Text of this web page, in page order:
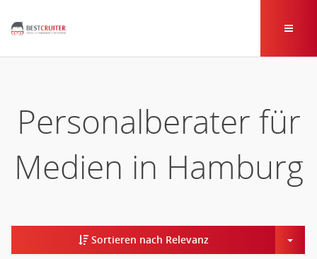
Personalberater für
Medien in Hamburg
Sortieren nach Relevanz